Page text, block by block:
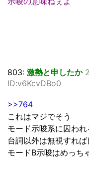
803: 激熱と申したか
ID:v6KcvDBo0
>>764
これはマジでそう
モード示唆系に囚わ
台詞以外は無視すれ
モードB示唆はめっち